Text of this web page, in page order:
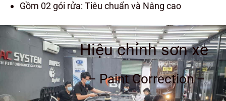
Gồm 02 gói rửa: Tiêu chuẩn và Nâng cao
Hiệu chỉnh sơn xe
– Paint Correction –